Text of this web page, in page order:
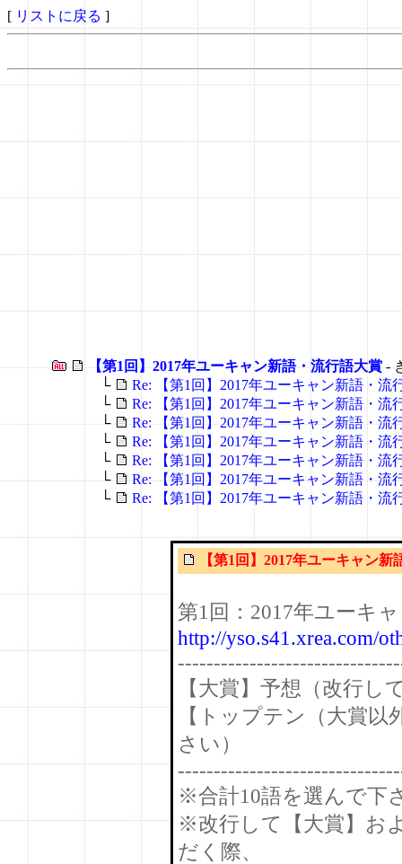
[ リストに戻る ]
【第1回】2017年ユーキャン新語・流行語大賞 -
└
Re: 【第1回】2017年ユーキャン新語・流
└
Re: 【第1回】2017年ユーキャン新語・流
└
Re: 【第1回】2017年ユーキャン新語・流
└
Re: 【第1回】2017年ユーキャン新語・流
└
Re: 【第1回】2017年ユーキャン新語・流
└
Re: 【第1回】2017年ユーキャン新語・流
└
Re: 【第1回】2017年ユーキャン新語・流
【第1回】2017年ユーキャン新
第1回：2017年ユーキ
http://yso.s41.xrea.com/
【大賞】予想（改行し
【トップテン（大賞
さい）
※合計10語を選んで下
※改行して【大賞】お
だく際、